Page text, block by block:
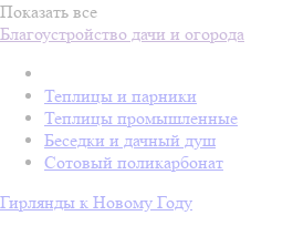
Показать все
Благоустройство дачи и огорода
Теплицы и парники
Теплицы промышленные
Беседки и дачный душ
Сотовый поликарбонат
Гирлянды к Новому Году